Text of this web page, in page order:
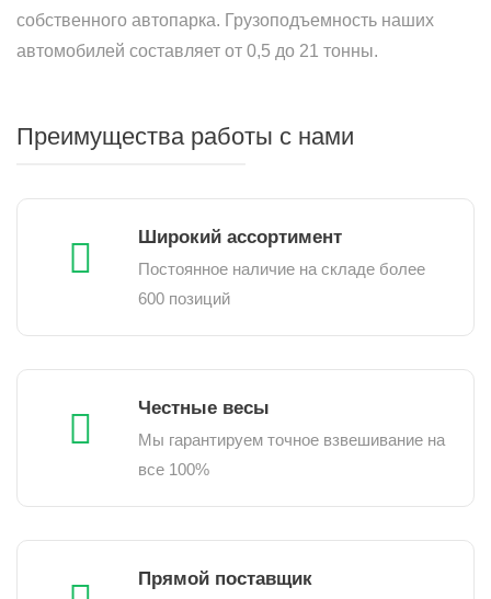
собственного автопарка. Грузоподъемность наших
автомобилей составляет от 0,5 до 21 тонны.
Преимущества работы с нами
Широкий ассортимент
Постоянное наличие на складе более
600 позиций
Честные весы
Мы гарантируем точное взвешивание на
все 100%
Прямой поставщик